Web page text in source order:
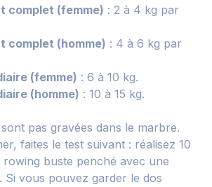
complet (femme) : 2 à 4 kg par
complet (homme) : 4 à 6 kg par
(femme) : 6 à 10 kg.
(homme) : 10 à 15 kg.
pas gravées dans le marbre.
faites le test suivant : réalisez 10
rowing buste penché avec une
Si vous pouvez garder le dos